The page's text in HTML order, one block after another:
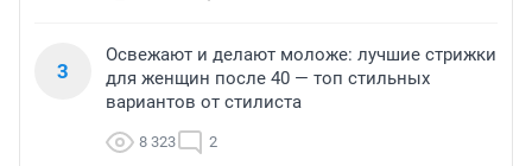
3
Освежают и делают моложе: лучшие стрижки
для женщин после 40 — топ стильных
вариантов от стилиста
8 323 2